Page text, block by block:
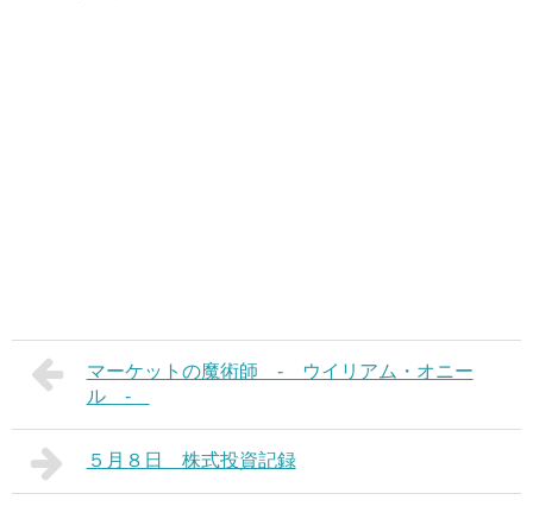
マーケットの魔術師 - ウイリアム・オニー
ル -
５月８日 株式投資記録